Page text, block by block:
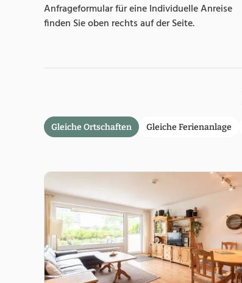
Gleiche Ortschaften Gleiche Ferienanlage